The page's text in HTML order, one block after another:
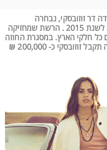
דר זוזובסקי, נבחרה
כפרזנטורית של רשת נעלי SCOOP לשנת 2015 . הרשת שמחזיקה
כל חלקי הארץ. במסגרת החוזה
שנחתם אמש, סוכם כי עבור תפקידה תקבל זוזובסקי כ- 200,000 ₪